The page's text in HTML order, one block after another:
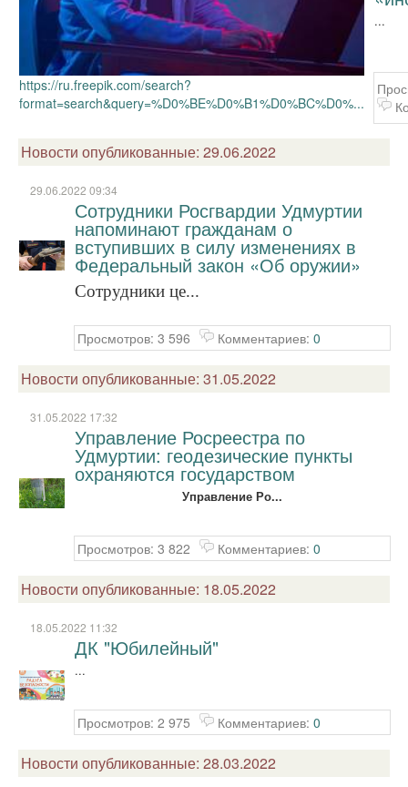
https://ru.freepik.com/search?
format=search&query=%D0%BE%D0%B1%D0%BC%D0%...
...
Новости опубликованные: 29.06.2022
29.06.2022 09:34
Сотрудники Росгвардии Удмуртии
напоминают гражданам о
вступивших в силу изменениях в
Федеральный закон «Об оружии»
Сотрудники це...
Просмотров: 3 596 Комментариев: 0
Новости опубликованные: 31.05.2022
31.05.2022 17:32
Управление Росреестра по
Удмуртии: геодезические пункты
охраняются государством
Управление Ро...
Просмотров: 3 822 Комментариев: 0
Новости опубликованные: 18.05.2022
18.05.2022 11:32
ДК "Юбилейный"
...
Просмотров: 2 975 Комментариев: 0
Новости опубликованные: 28.03.2022